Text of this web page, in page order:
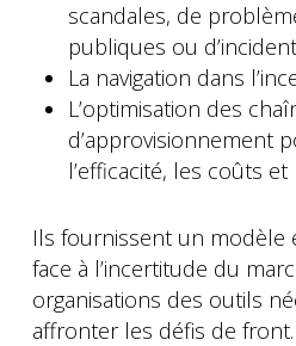
scandales, de
publiques ou
La navigation dans
L’optimisation des
d’approvisionnement
l’efficacité, les coûts
Ils fournissent un modèle
face à l’incertitude du
organisations des outils
affronter les défis de front.